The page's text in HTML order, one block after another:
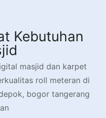
Kebutuhan
masjid dan karpet
roll meteran di
bogor tangerang